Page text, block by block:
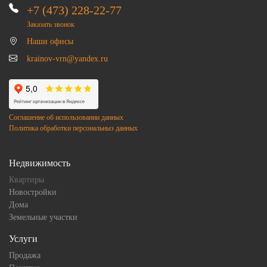
+7 (473) 228-22-77
Заказать звонок
Наши офисы
krainov-vrn@yandex.ru
Соглашение об использовании данных
Политика обработки персональныз данных
Недвижимость
Квартиры
Новостройки
Дома
Земельные участки
Услуги
Продажа